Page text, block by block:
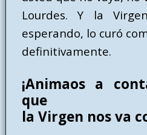
Lourdes. Y la
esperando, lo curó
definitivamente.
¡Animaos a
que
la Virgen nos va